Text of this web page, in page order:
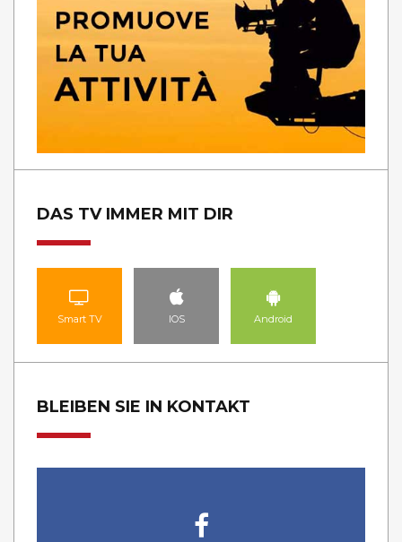
DAS TV IMMER MIT DIR
Smart TV IOS Android
BLEIBEN SIE IN KONTAKT